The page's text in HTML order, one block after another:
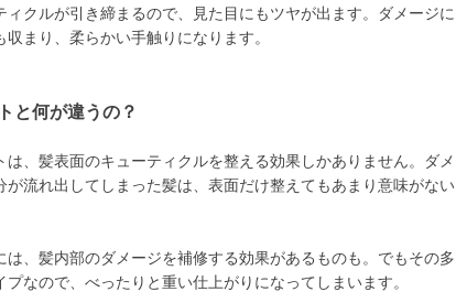
ィクルが引き締まるので、見た目にもツヤが出ます。ダメージに
まり、柔らかい手触りになります。
と何が違うの？
は、髪表面のキューティクルを整える効果しかありません。ダメ
が流れ出してしまった髪は、表面だけ整えてもあまり意味がない
は、髪内部のダメージを補修する効果があるものも。でもその多
プなので、べったりと重い仕上がりになってしまいます。